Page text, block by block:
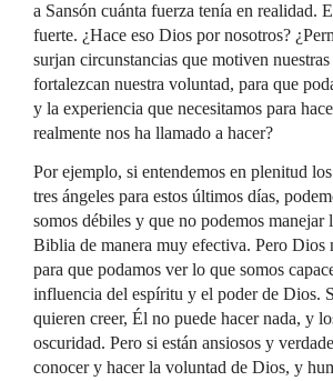
a Sansón cuánta fuerza tenía en realidad.
fuerte. ¿Hace eso Dios por nosotros?
surjan circunstancias que motiven
fortalezcan nuestra voluntad, para que
y la experiencia que necesitamos para
realmente nos ha llamado a hacer?
Por ejemplo, si entendemos en plenitud
tres ángeles para estos últimos días,
somos débiles y que no podemos manejar
Biblia de manera muy efectiva. Pero Dios
para que podamos ver lo que somos
influencia del espíritu y el poder de Dios.
quieren creer, Él no puede hacer nada, y
oscuridad. Pero si están ansiosos y
conocer y hacer la voluntad de Dios, y